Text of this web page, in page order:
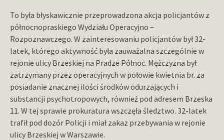
To była błyskawicznie przeprowadzona akcja policjantów z
północnopraskiego Wydziału Operacyjno –
Rozpoznawczego. W zainteresowaniu policjantów był 32-
latek, którego aktywność była zauważalna szczególnie w
rejonie ulicy Brzeskiej na Pradze Północ. Mężczyzna był
zatrzymany przez operacyjnych w połowie kwietnia br. za
posiadanie znacznej ilości środków odurzających i
substancji psychotropowych, również pod adresem Brzeska
11. W tej sprawie prokuratura wszczęła śledztwo. 32-latek
trafił pod dozór Policji i miał zakaz przebywania w rejonie
ulicy Brzeskiej w Warszawie.